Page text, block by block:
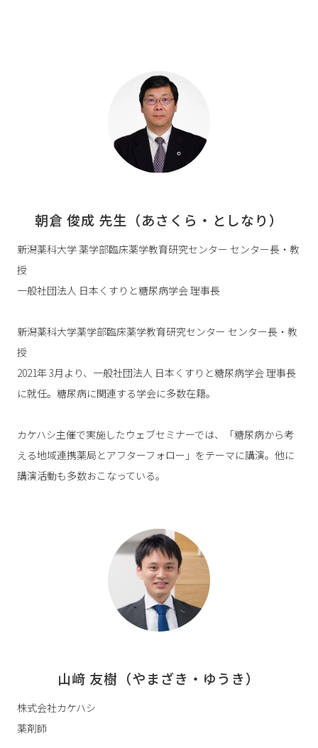
朝倉 俊成 先生（あさくら・としなり）
新潟薬科大学 薬学部臨床薬学教育研究センター センター長・教
授
一般社団法人 日本くすりと糖尿病学会 理事長
新潟薬科大学薬学部臨床薬学教育研究センター センター長・教
授
2021年 3月より、一般社団法人 日本くすりと糖尿病学会 理事長
に就任。糖尿病に関連する学会に多数在籍。
カケハシ主催で実施したウェブセミナーでは、「糖尿病から考
える地域連携薬局とアフターフォロー」をテーマに講演。他に
講演活動も多数おこなっている。
山﨑 友樹（やまざき・ゆうき）
株式会社カケハシ
薬剤師